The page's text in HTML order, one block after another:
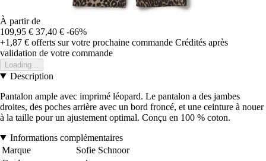
À partir de
109,95 € 37,40 € -66%
+1,87 € offerts sur votre prochaine commande Crédités après
validation de votre commande
Loading...
Description
Pantalon ample avec imprimé léopard. Le pantalon a des jambes
droites, des poches arrière avec un bord froncé, et une ceinture à nouer
à la taille pour un ajustement optimal. Conçu en 100 % coton.
Informations complémentaires
Marque
Sofie Schnoor